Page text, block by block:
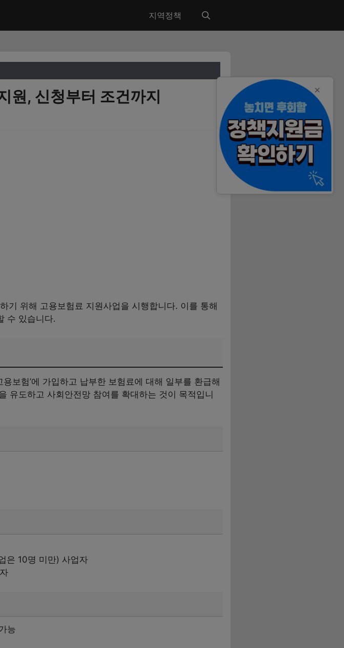
지역정책
원, 신청부터 조건까지
기 위해 고용보험료 지원사업을 시행합니다. 이를 통해
수 있습니다.
보험’에 가입하고 납부한 보험료에 대해 일부를 환급해
유도하고 사회안전망 참여를 확대하는 것이 목적입니
은 10명 미만) 사업자
능
✕